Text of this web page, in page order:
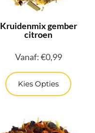
Kruidenmix gember
citroen
Vanaf:€0,99
Kies Opties